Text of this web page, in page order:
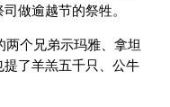
做逾越节的祭牲。
个兄弟示玛雅、拿坦
了羊羔五千只、公牛